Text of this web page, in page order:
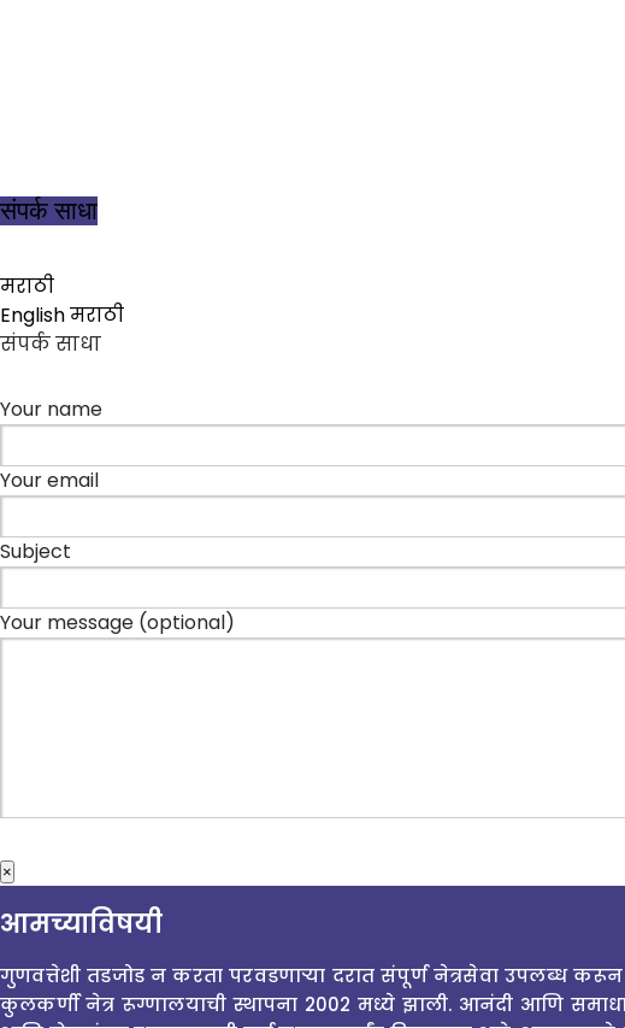
संपर्क साधा
मराठी
Englishमराठी
संपर्क साधा
Your name
Your email
Subject
Your message (optional)
×
आमच्याविषयी
गुणवत्तेशी तडजोड न करता परवडणाऱ्या दरात संपूर्ण नेत्रसेवा उपलब्ध
कुलकर्णी नेत्र रूग्णालयाची स्थापना 2002 मध्ये झाली. आनंदी आणि